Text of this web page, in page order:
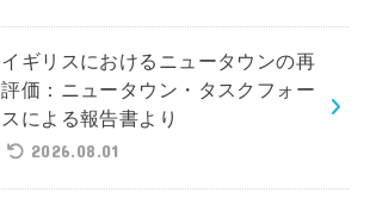
イギリスにおけるニュータウンの再
評価：ニュータウン・タスクフォー
スによる報告書より
2026.08.01